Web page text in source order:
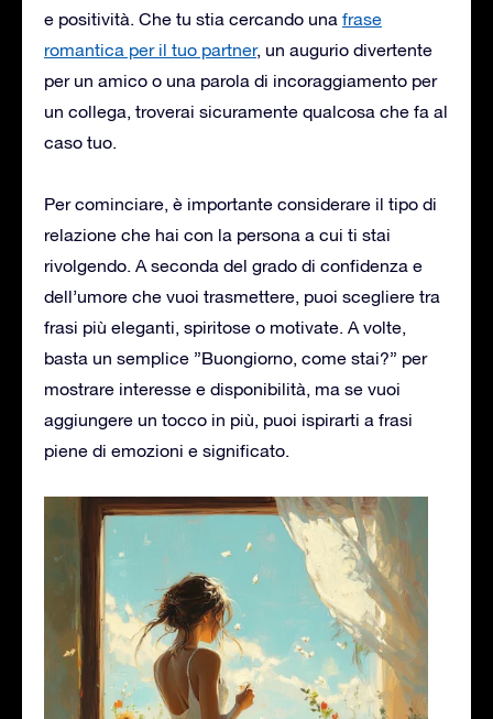
e positività. Che tu stia cercando una frase
romantica per il tuo partner, un augurio divertente
per un amico o una parola di incoraggiamento per
un collega, troverai sicuramente qualcosa che fa al
caso tuo.
Per cominciare, è importante considerare il tipo di
relazione che hai con la persona a cui ti stai
rivolgendo. A seconda del grado di confidenza e
dell’umore che vuoi trasmettere, puoi scegliere tra
frasi più eleganti, spiritose o motivate. A volte,
basta un semplice ”Buongiorno, come stai?” per
mostrare interesse e disponibilità, ma se vuoi
aggiungere un tocco in più, puoi ispirarti a frasi
piene di emozioni e significato.